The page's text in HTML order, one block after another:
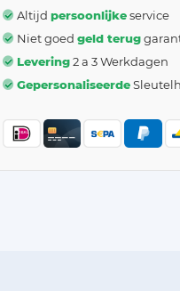
Altijd persoonlijkeservice
Niet goed geld terug
Levering2 a 3 Werkdagen
Gepersonaliseerde